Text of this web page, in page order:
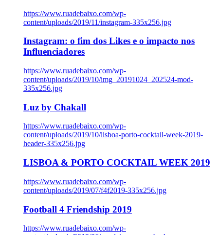
https://www.ruadebaixo.com/wp-
content/uploads/2019/11/instagram-335x256.jpg
Instagram: o fim dos Likes e o impacto nos
Influenciadores
https://www.ruadebaixo.com/wp-
content/uploads/2019/10/img_20191024_202524-mod-
335x256.jpg
Luz by Chakall
https://www.ruadebaixo.com/wp-
content/uploads/2019/10/lisboa-porto-cocktail-week-2019-
header-335x256.jpg
LISBOA & PORTO COCKTAIL WEEK 2019
https://www.ruadebaixo.com/wp-
content/uploads/2019/07/f4f2019-335x256.jpg
Football 4 Friendship 2019
https://www.ruadebaixo.com/wp-